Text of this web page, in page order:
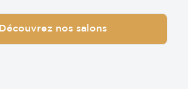
Découvrez nos salons